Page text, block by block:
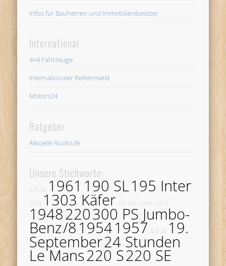
Infos für Bauherren und Immobilienbesitzer
International
4×4 Fahrzeuge
Internationaler Reifenmarkt
Motors24
Ratgeber
Aktuelle Rückrufe
Unsere Stichworte:
220 Sb 1961 190 SL195 Inter
1973 1303 Käfer 220 SEb 220 b 230 S
1948220300 PS Jumbo-
Benz/8 19541957 300 SE 19.
September24 Stunden
Le Mans220 S220 SE